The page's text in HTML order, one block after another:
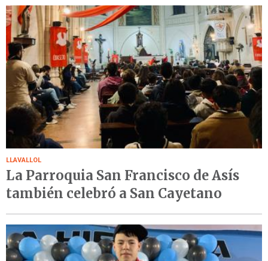
LLAVALLOL
La Parroquia San Francisco de Asís
también celebró a San Cayetano